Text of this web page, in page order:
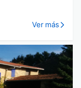
Ver más